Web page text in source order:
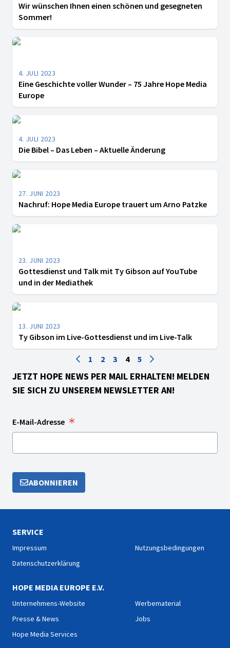
Wir wünschen Ihnen einen schönen und gesegneten
Sommer!
4. JULI 2023
Eine Geschichte voller Wunder – 75 Jahre Hope Media
Europe
4. JULI 2023
Die Bibel – Das Leben – Aktuelle Änderung
27. JUNI 2023
Nachruf: Hope Media Europe trauert um Arno Patzke
23. JUNI 2023
Gottesdienst und Talk mit Ty Gibson auf YouTube
und in der Mediathek
13. JUNI 2023
Ty Gibson im Live-Gottesdienst und im Live-Talk
1 2 3 4 5
JETZT HOPE NEWS PER MAIL ERHALTEN! MELDEN
SIE SICH ZU UNSEREM NEWSLETTER AN!
E-Mail-Adresse
ABONNIEREN
SERVICE
Impressum
Datenschutzerklärung
Nutzungsbedingungen
HOPE MEDIA EUROPE E.V.
Unternehmens-Website
Presse & News
Hope Media Services
Werbematerial
Jobs